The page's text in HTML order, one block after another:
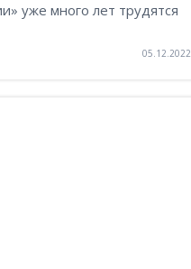
уже много лет трудятся
05.12.2022